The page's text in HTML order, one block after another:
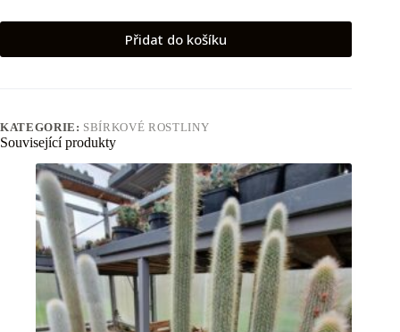
Přidat do košíku
KATEGORIE: SBÍRKOVÉ ROSTLINY
Související produkty